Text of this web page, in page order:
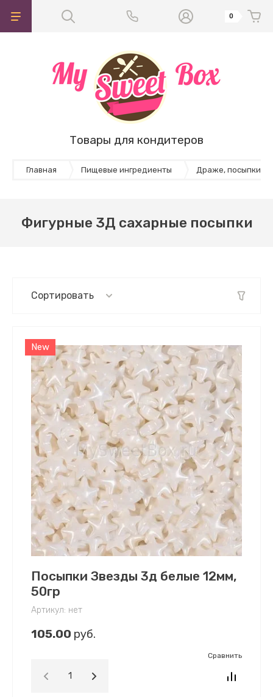
Товары для кондитеров
0
Главная Пищевые ингредиенты Драже, посыпки и
Фигурные 3Д сахарные посыпки
Сортировать
самые дорогие
название от А
название от Я
New
Посыпки Звезды 3д белые 12мм,
50гр
Артикул: нет
105.00 руб.
Сравнить